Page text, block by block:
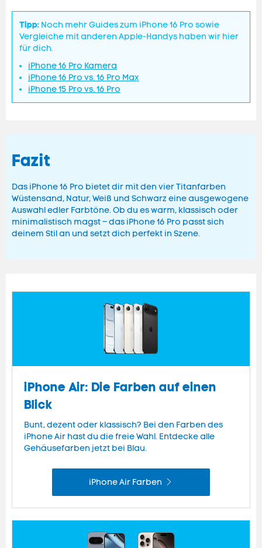
Tipp: Noch mehr Guides zum iPhone 16 Pro sowie
Vergleiche mit anderen Apple-Handys haben wir hier
für dich.
iPhone 16 Pro Kamera
iPhone 16 Pro vs. 16 Pro Max
iPhone 15 Pro vs. 16 Pro
Fazit
Das iPhone 16 Pro bietet dir mit den vier Titanfarben
Wüstensand, Natur, Weiß und Schwarz eine ausgewogene
Auswahl edler Farbtöne. Ob du es warm, klassisch oder
minimalistisch magst – das iPhone 16 Pro passt sich
deinem Stil an und setzt dich perfekt in Szene.
iPhone Air: Die Farben auf einen
Blick
Bunt, dezent oder klassisch? Bei den Farben des
iPhone Air hast du die freie Wahl. Entdecke alle
Gehäusefarben jetzt bei Blau.
iPhone Air Farben